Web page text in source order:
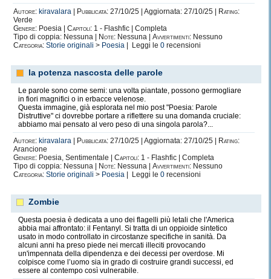
Autore: kiravalara Pubblicata: 27/10/25 | Aggiornata: 27/10/25 |
Rating:
Verde
Genere: Poesia | Capitoli: 1 - Flashfic | Completa
Tipo di coppia: Nessuna |
Note: Nessuna | Avvertimenti: Nessuno
Categoria: Storie originali > Poesia | Leggi le 0 recensioni
la potenza nascosta delle parole
Le parole sono come semi: una volta piantate, possono germogliare
in fiori magnifici o in erbacce velenose.
Questa immagine, già esplorata nel mio post "Poesia: Parole
Distruttive" ci dovrebbe portare a riflettere su una domanda cruciale:
abbiamo mai pensato al vero peso di una singola parola?...
Autore: kiravalara Pubblicata: 27/10/25 | Aggiornata: 27/10/25 |
Rating:
Arancione
Genere: Poesia, Sentimentale | Capitoli: 1 - Flashfic | Completa
Tipo di coppia: Nessuna |
Note: Nessuna | Avvertimenti: Nessuno
Categoria: Storie originali > Poesia | Leggi le 0 recensioni
Zombie
Questa poesia è dedicata a uno dei flagelli più letali che l'America
abbia mai affrontato: il Fentanyl. Si tratta di un oppioide sintetico
usato in modo controllato in circostanze specifiche in sanità. Da
alcuni anni ha preso piede nei mercati illeciti provocando
un'impennata della dipendenza e dei decessi per overdose. Mi
colpisce come l’uomo sia in grado di costruire grandi successi, ed
essere al contempo così vulnerabile.